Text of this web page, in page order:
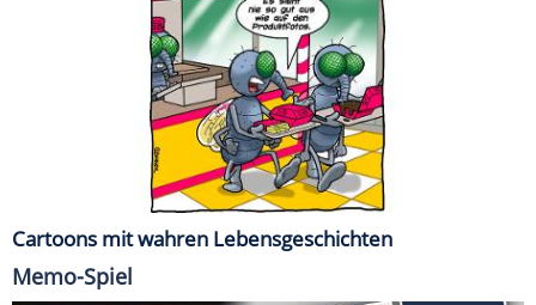
Cartoons mit wahren Lebensgeschichten
Memo-Spiel